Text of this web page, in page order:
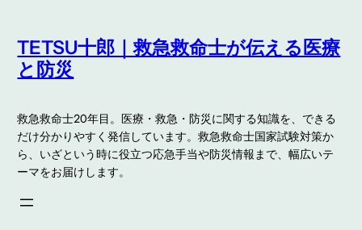
容
を
ス
ッ
プ
TETSU十郎｜救急救命士が伝える医療
と防災
救急救命士20年目。医療・救急・防災に関する知識を、できる
だけ分かりやすく発信しています。救急救命士国家試験対策か
ら、いざという時に役立つ応急手当や防災情報まで、幅広いテ
ーマをお届けします。